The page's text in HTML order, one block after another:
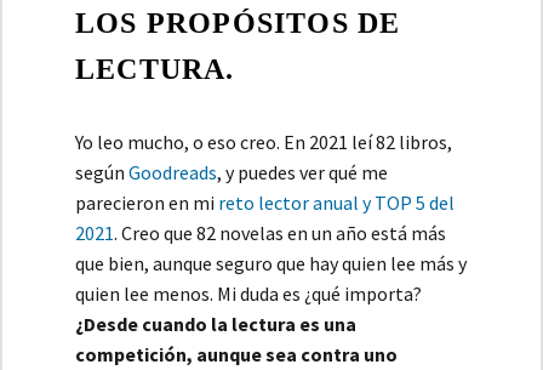
LOS PROPÓSITOS DE
LECTURA.
Yo leo mucho, o eso creo. En 2021 leí 82 libros,
según Goodreads, y puedes ver qué me
parecieron en mi reto lector anual y TOP 5 del
2021. Creo que 82 novelas en un año está más
que bien, aunque seguro que hay quien lee más y
quien lee menos. Mi duda es ¿qué importa?
¿Desde cuando la lectura es una
competición, aunque sea contra uno